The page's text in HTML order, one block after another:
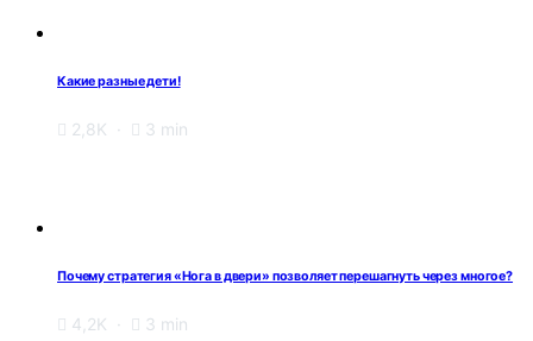
Какие разные дети!
2,8K 3 min
Почему стратегия «Нога в двери» позволяет перешагнуть через многое?
4,2K 3 min